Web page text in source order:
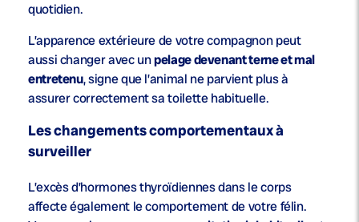
quotidien.
L’apparence extérieure de votre compagnon peut
aussi changer avec unpelage devenant terne et mal
entretenu, signe que l’animal ne parvient plus à
assurer correctement sa toilette habituelle.
Les changements comportementaux à
surveiller
L’excès d’hormones thyroïdiennes dans le corps
affecte également le comportement de votre félin.